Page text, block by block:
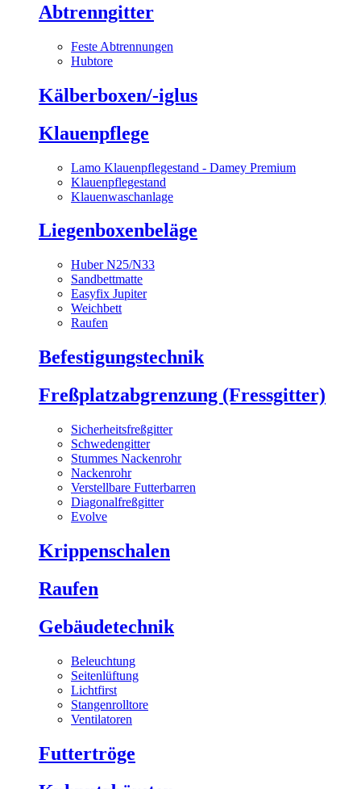
Abtrenngitter
Feste Abtrennungen
Hubtore
Kälberboxen/-iglus
Klauenpflege
Lamo Klauenpflegestand - Damey Premium
Klauenpflegestand
Klauenwaschanlage
Liegenboxenbeläge
Huber N25/N33
Sandbettmatte
Easyfix Jupiter
Weichbett
Raufen
Befestigungstechnik
Freßplatzabgrenzung (Fressgitter)
Sicherheitsfreßgitter
Schwedengitter
Stummes Nackenrohr
Nackenrohr
Verstellbare Futterbarren
Diagonalfreßgitter
Evolve
Krippenschalen
Raufen
Gebäudetechnik
Beleuchtung
Seitenlüftung
Lichtfirst
Stangenrolltore
Ventilatoren
Futtertröge